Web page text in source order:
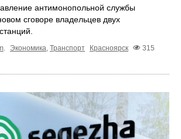
антимонопольной службы
сговоре владельцев двух
. Экономика, Транспорт Красноярск
315